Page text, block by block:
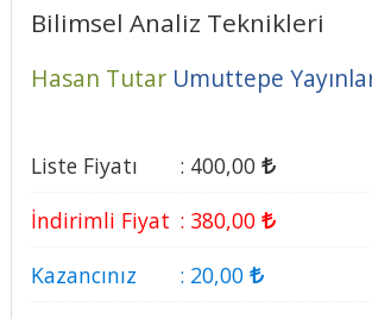
Bilimsel Analiz Teknikleri
Hasan Tutar Umuttepe
Liste Fiyatı : 400,00
İndirimli Fiyat : 380,00
Kazancınız
: 20,00